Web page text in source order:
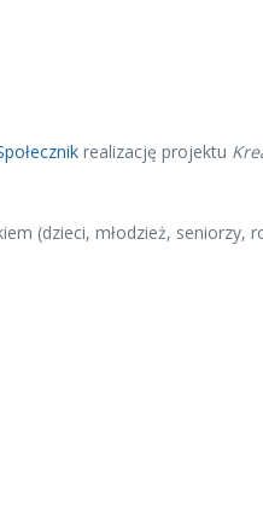
realizację projektu
(dzieci, młodzież, seniorzy,